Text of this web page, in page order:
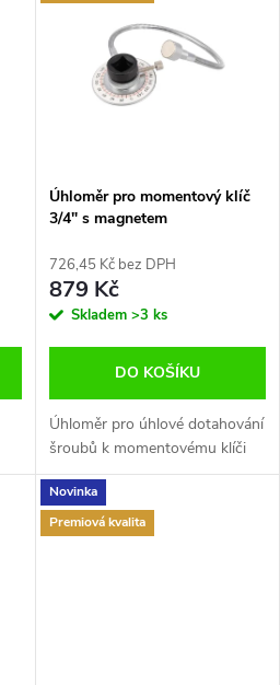
Úhloměr pro momentový klíč
3/4" s magnetem
726,45 Kč bez DPH
879 Kč
Skladem >3 ks
DO KOŠÍKU
Úhloměr pro úhlové dotahování
šroubů k momentovému klíči
Novinka
Premiová kvalita